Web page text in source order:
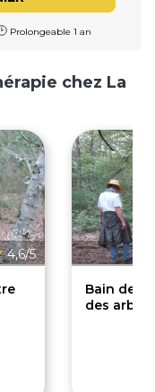
Prolongeable 1 an
chez La
4,6/5
Bain de
des